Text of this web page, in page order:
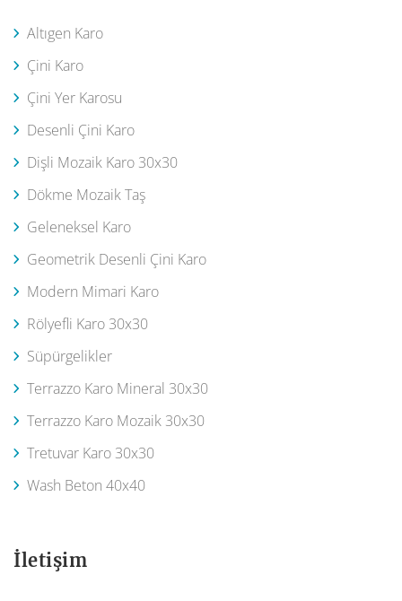
Altıgen Karo
Çini Karo
Çini Yer Karosu
Desenli Çini Karo
Dişli Mozaik Karo 30x30
Dökme Mozaik Taş
Geleneksel Karo
Geometrik Desenli Çini Karo
Modern Mimari Karo
Rölyefli Karo 30x30
Süpürgelikler
Terrazzo Karo Mineral 30x30
Terrazzo Karo Mozaik 30x30
Tretuvar Karo 30x30
Wash Beton 40x40
İletişim